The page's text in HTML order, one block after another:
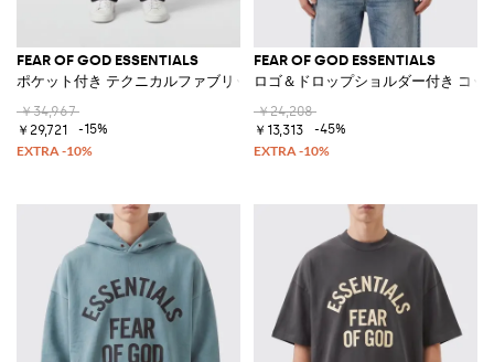
FEAR OF GOD ESSENTIALS
ポケット付き テクニカルファブリック ジョガーカーゴパンツ
￥34,967
￥29,721
-15%
FEAR OF GOD ESSENTIALS
ロゴ＆ドロップショルダー付き コ
￥24,208
￥13,313
-45%